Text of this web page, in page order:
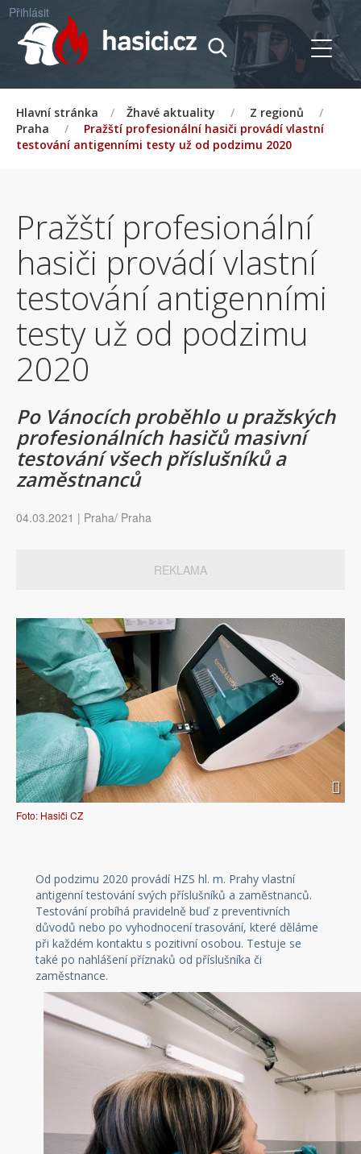
Přihlásit
Hlavní stránka / Žhavé aktuality / Z regionů
/
Praha
/
Pražští profesionální hasiči provádí vlastní
testování antigenními testy už od podzimu 2020
Pražští profesionální
hasiči provádí vlastní
testování antigenními
testy už od podzimu
2020
Po Vánocích proběhlo u pražských
profesionálních hasičů masivní
testování všech příslušníků a
zaměstnanců
04.03.2021 | Praha/ Praha
REKLAMA
Foto: Hasiči CZ
Od podzimu 2020 provádí HZS hl. m. Prahy vlastní
antigenní testování svých příslušníků a zaměstnanců.
Testování probíhá pravidelně buď z preventivních
důvodů nebo po vyhodnocení trasování, které děláme
při každém kontaktu s pozitivní osobou. Testuje se
také po nahlášení příznaků od příslušníka či
zaměstnance.